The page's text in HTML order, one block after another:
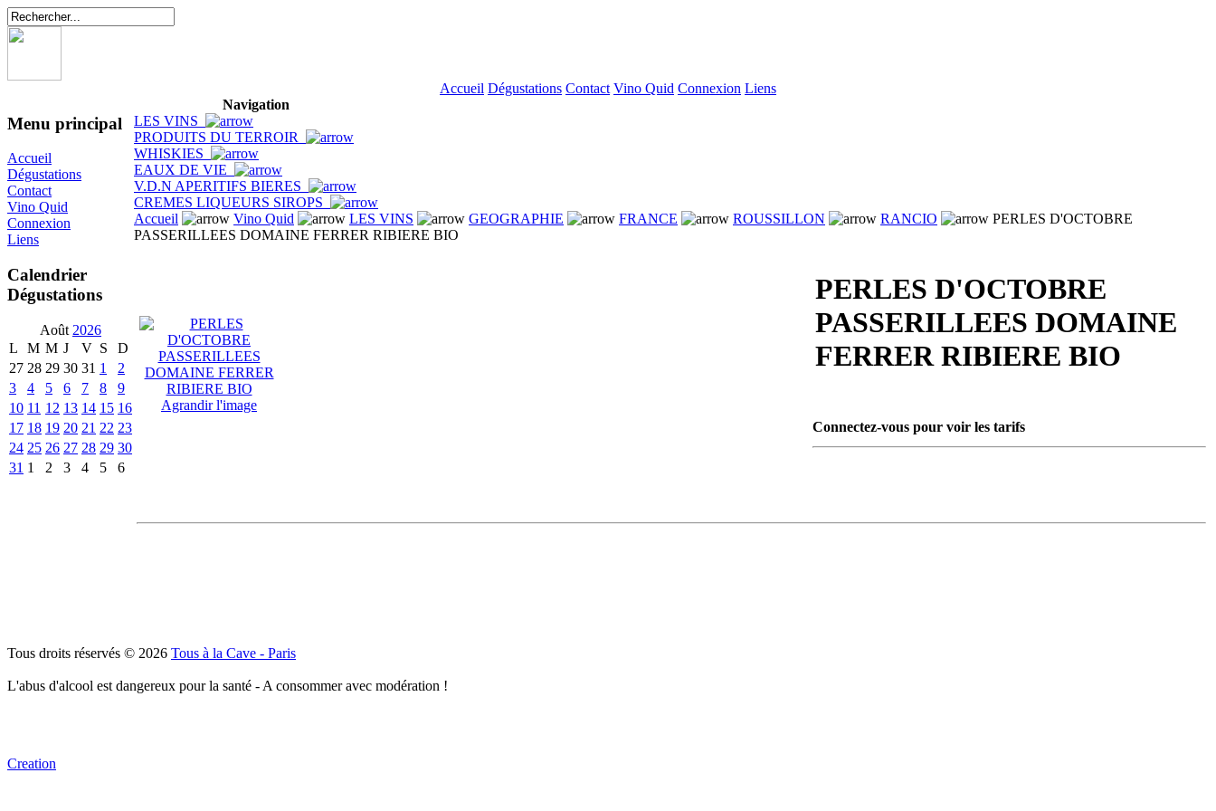
Accueil Dégustations Contact Vino Quid Connexion Liens
Menu principal
Accueil
Dégustations
Contact
Vino Quid
Connexion
Liens
Calendrier
Dégustations
Août 2026
L
M M J V S
D
27 28 29 30 31 1
2
3
4 5 6 7 8
9
10 11 12 13 14 15 16
17 18 19 20 21 22 23
24 25 26 27 28 29 30
31 1 2 3 4 5 6
Navigation
LES VINS
PRODUITS DU TERROIR
WHISKIES
EAUX DE VIE
V.D.N APERITIFS BIERES
CREMES LIQUEURS SIROPS
Accueil
Vino Quid LES VINS GEOGRAPHIE FRANCE ROUSSILLON RANCIO
PERLES D'OCTOBRE
PASSERILLEES DOMAINE FERRER RIBIERE BIO
Agrandir l'image
PERLES D'OCTOBRE
PASSERILLEES DOMAINE
FERRER RIBIERE BIO
Connectez-vous pour voir les tarifs
Tous droits réservés © 2026 Tous à la Cave - Paris
L'abus d'alcool est dangereux pour la santé - A consommer avec modération !
Creation